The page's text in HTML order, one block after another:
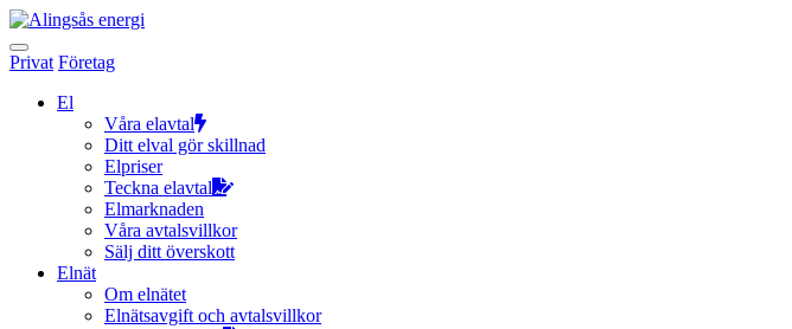
Hoppa
till
innehållet
Privat Företag
El
Våra elavtal
Ditt elval gör skillnad
Elpriser
Teckna elavtal
Elmarknaden
Våra avtalsvillkor
Sälj ditt överskott
Elnät
Om elnätet
Elnätsavgift och avtalsvillkor